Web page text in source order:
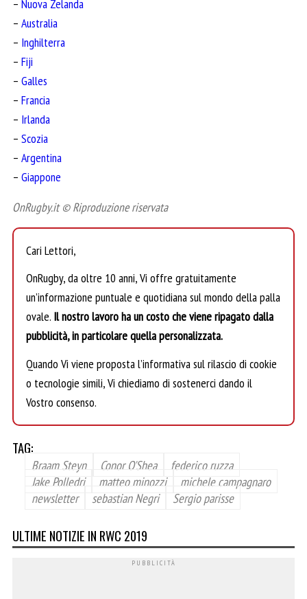
– Nuova Zelanda
– Australia
– Inghilterra
– Fiji
– Galles
– Francia
– Irlanda
– Scozia
– Argentina
– Giappone
OnRugby.it © Riproduzione riservata
Cari Lettori,
OnRugby, da oltre 10 anni, Vi offre gratuitamente
un’informazione puntuale e quotidiana sul mondo della palla
ovale. Il nostro lavoro ha un costo che viene ripagato dalla
pubblicità, in particolare quella personalizzata.
Quando Vi viene proposta l’informativa sul rilascio di cookie
o tecnologie simili, Vi chiediamo di sostenerci dando il
Vostro consenso.
TAG:
Braam Steyn Conor O'Shea
federico ruzza
Jake Polledri
matteo minozzi
michele campagnaro
newsletter
sebastian Negri Sergio parisse
ULTIME NOTIZIE IN RWC 2019